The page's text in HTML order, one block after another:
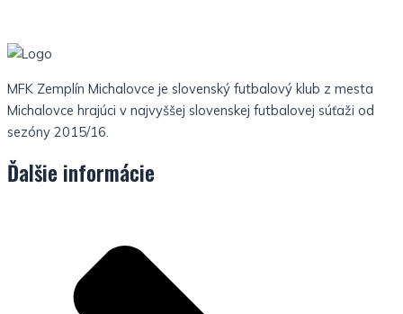
MFK Zemplín Michalovce je slovenský futbalový klub z mesta
Michalovce hrajúci v najvyššej slovenskej futbalovej súťaži od
sezóny 2015/16.
Ďalšie informácie